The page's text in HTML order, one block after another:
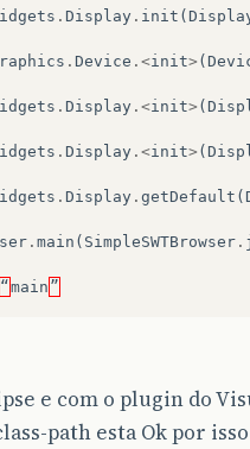
. Display . init (
. Device .<init> (
. Display .<init> (
. Display .<init> (
. Display . getDefault (
. main ( SimpleSWTBrowser .
“ main ”
e com o plugin do
path esta Ok por